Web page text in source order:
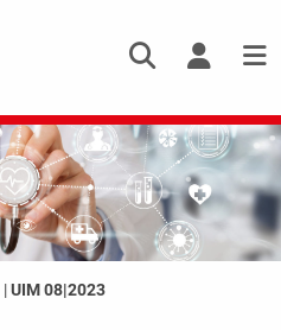
|UIM 08|2023